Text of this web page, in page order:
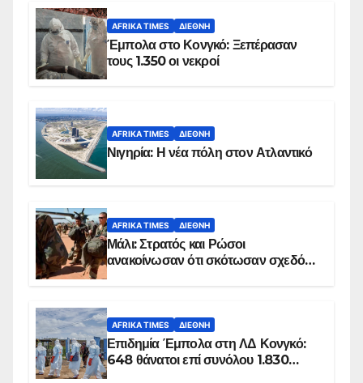
AFRIKA TIMES ΔΙΕΘΝΉ
Έμπολα στο Κονγκό: Ξεπέρασαν
τους 1.350 οι νεκροί
AFRIKA TIMES ΔΙΕΘΝΉ
Νιγηρία: Η νέα πόλη στον Ατλαντικό
AFRIKA TIMES ΔΙΕΘΝΉ
Μάλι: Στρατός και Ρώσοι
ανακοίνωσαν ότι σκότωσαν σχεδόν
AFRIKA TIMES ΔΙΕΘΝΉ
Επιδημία Έμπολα στη ΛΔ Κονγκό:
648 θάνατοι επί συνόλου 1.830